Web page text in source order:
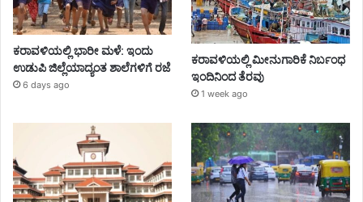
ಕರಾವಳಿಯಲ್ಲಿ ಭಾರೀ ಮಳೆ: ಇಂದು
ಉಡುಪಿ ಜಿಲ್ಲೆಯಾದ್ಯಂತ ಶಾಲೆಗಳಿಗೆ ರಜೆ
6 days ago
ಕರಾವಳಿಯಲ್ಲಿ ಮೀನುಗಾರಿಕೆ ನಿರ್ಬಂಧ
ಇಂದಿನಿಂದ ತೆರವು
1 week ago